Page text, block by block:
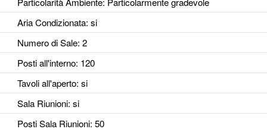
Aria Condizionata: si
Numero di Sale: 2
Posti all'interno: 120
Tavoli all'aperto: si
Sala Riunioni: si
Posti Sala Riunioni: 50